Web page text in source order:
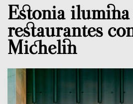
Estonia ilumina
restaurantes
Michelin